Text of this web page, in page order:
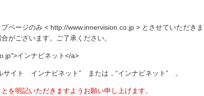
ページのみ < http://www.innervision.co.jp > とさせていただきま
がございます。ご了承ください。
インナビネット</a>
サイト インナビネット” または，“インナビネット” 。
を明記いただきますようお願い申し上げます。